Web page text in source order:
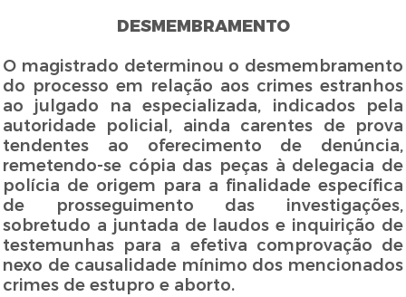
DESMEMBRAMENTO
O magistrado determinou o desmembramento
do processo em relação aos crimes estranhos
ao julgado na especializada, indicados pela
autoridade policial, ainda carentes de prova
tendentes ao oferecimento de denúncia,
remetendo-se cópia das peças à delegacia de
polícia de origem para a finalidade específica
de prosseguimento das investigações,
sobretudo a juntada de laudos e inquirição de
testemunhas para a efetiva comprovação de
nexo de causalidade mínimo dos mencionados
crimes de estupro e aborto.